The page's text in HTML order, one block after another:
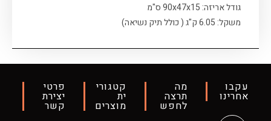
גודל אריזה: 90x47x15 ס"מ
משקל: 6.05 ק"ג ( כולל תיק נשיאה)
פרטי
יצירת
קשר
קטגורי
ית
מוצרים
מה
תרצה
לחפש
עקבו
אחרינו